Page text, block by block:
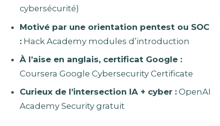
cybersécurité)
Motivé par une orientation pentest ou SOC
:Hack Academy modules d’introduction
À l’aise en anglais, certificat Google :
Coursera Google Cybersecurity Certificate
Curieux de l’intersection IA + cyber :OpenAI
Academy Security gratuit